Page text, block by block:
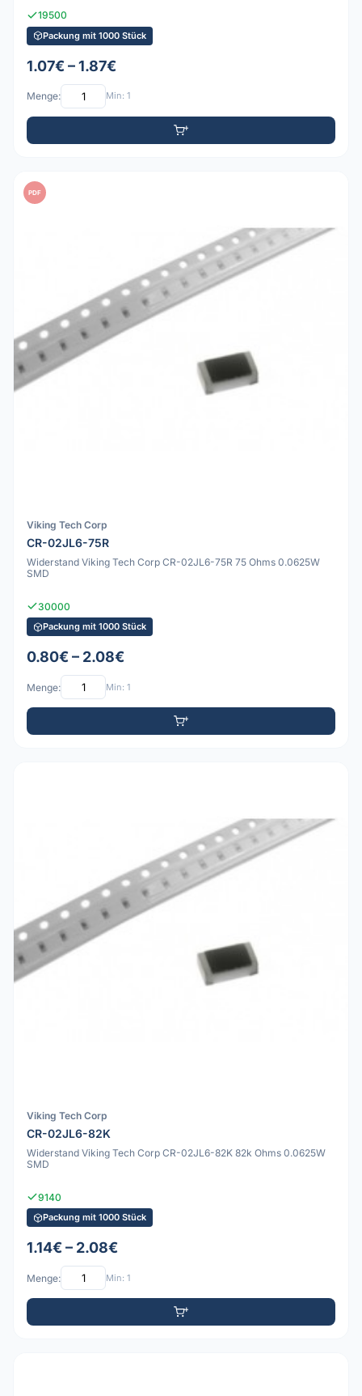
19500
Packung mit 1000 Stück
1.07€ – 1.87€
Menge: Min: 1
PDF
Viking Tech Corp
CR-02JL6-75R
Widerstand Viking Tech Corp CR-02JL6-75R 75 Ohms 0.0625W
SMD
30000
Packung mit 1000 Stück
0.80€ – 2.08€
Menge: Min: 1
Viking Tech Corp
CR-02JL6-82K
Widerstand Viking Tech Corp CR-02JL6-82K 82k Ohms 0.0625W
SMD
9140
Packung mit 1000 Stück
1.14€ – 2.08€
Menge: Min: 1